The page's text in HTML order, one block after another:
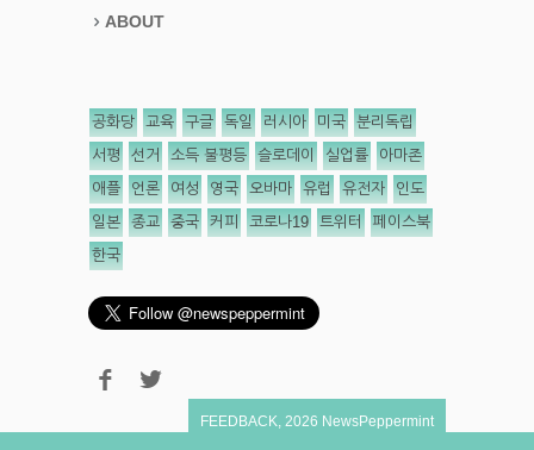
ABOUT
공화당 교육 구글 독일 러시아 미국 분리독립
서평 선거 소득 불평등 슬로데이 실업률 아마존
애플 언론 여성 영국 오바마 유럽 유전자 인도
일본 종교 중국 커피 코로나19 트위터 페이스북
한국
FEEDBACK 2026 NewsPeppermint